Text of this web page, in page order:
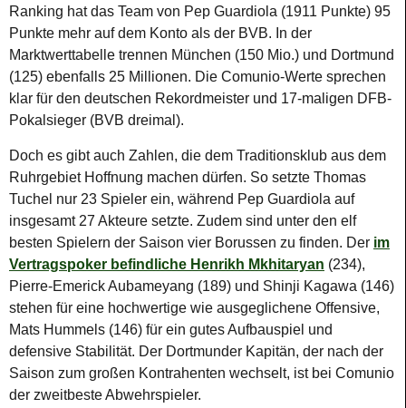
Ranking hat das Team von Pep Guardiola (1911 Punkte) 95
Punkte mehr auf dem Konto als der BVB. In der
Marktwerttabelle trennen München (150 Mio.) und Dortmund
(125) ebenfalls 25 Millionen. Die Comunio-Werte sprechen
klar für den deutschen Rekordmeister und 17-maligen DFB-
Pokalsieger (BVB dreimal).
Doch es gibt auch Zahlen, die dem Traditionsklub aus dem
Ruhrgebiet Hoffnung machen dürfen. So setzte Thomas
Tuchel nur 23 Spieler ein, während Pep Guardiola auf
insgesamt 27 Akteure setzte. Zudem sind unter den elf
besten Spielern der Saison vier Borussen zu finden. Der im
Vertragspoker befindliche Henrikh Mkhitaryan (234),
Pierre-Emerick Aubameyang (189) und Shinji Kagawa (146)
stehen für eine hochwertige wie ausgeglichene Offensive,
Mats Hummels (146) für ein gutes Aufbauspiel und
defensive Stabilität. Der Dortmunder Kapitän, der nach der
Saison zum großen Kontrahenten wechselt, ist bei Comunio
der zweitbeste Abwehrspieler.